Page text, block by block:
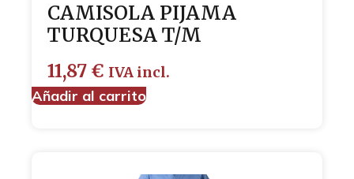
CAMISOLA PIJAMA
TURQUESA T/M
11,87 € IVA incl.
Añadir al carrito